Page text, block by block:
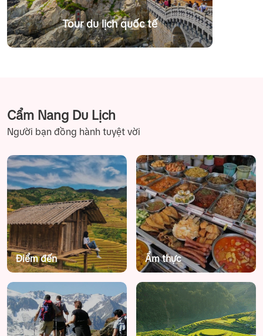
Tour du lịch quốc tế
Cẩm Nang Du Lịch
Người bạn đồng hành tuyệt vời
Điểm đến Ẩm thực